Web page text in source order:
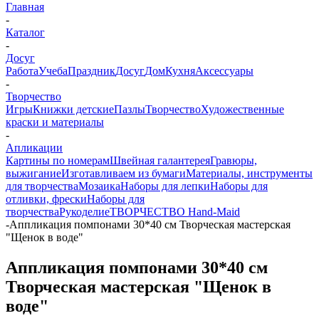
Главная
-
Каталог
-
Досуг
РаботаУчебаПраздникДосугДомКухняАксессуары
-
Творчество
ИгрыКнижки детскиеПазлыТворчествоХудожественные
краски и материалы
-
Апликации
Картины по номерамШвейная галантереяГравюры,
выжиганиеИзготавливаем из бумагиМатериалы, инструменты
для творчестваМозаикаНаборы для лепкиНаборы для
отливки, фрескиНаборы для
творчестваРукоделиеТВОРЧЕСТВО Hand-Maid
-Аппликация помпонами 30*40 см Творческая мастерская
"Щенок в воде"
Аппликация помпонами 30*40 см
Творческая мастерская "Щенок в
воде"